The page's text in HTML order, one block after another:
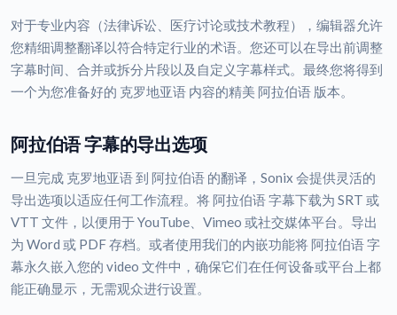
对于专业内容（法律诉讼、医疗讨论或技术教程），编辑器允许
您精细调整翻译以符合特定行业的术语。您还可以在导出前调整
字幕时间、合并或拆分片段以及自定义字幕样式。最终您将得到
一个为您准备好的 克罗地亚语 内容的精美 阿拉伯语 版本。
阿拉伯语 字幕的导出选项
一旦完成 克罗地亚语 到 阿拉伯语 的翻译，Sonix 会提供灵活的
导出选项以适应任何工作流程。将 阿拉伯语 字幕下载为 SRT 或
VTT 文件，以便用于 YouTube、Vimeo 或社交媒体平台。导出
为 Word 或 PDF 存档。或者使用我们的内嵌功能将 阿拉伯语 字
幕永久嵌入您的 video 文件中，确保它们在任何设备或平台上都
能正确显示，无需观众进行设置。